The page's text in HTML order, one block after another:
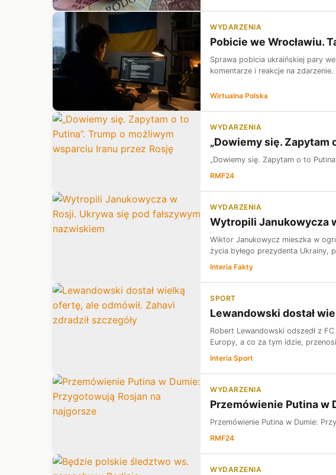
WYDARZENIA
Pobicie we Wrocławiu.
Sprawa pobicia ukraińskiej pary
komentarze i reakcje na zdarzenie.
Wirtualna Polska
WYDARZENIA
„Dowiemy się. Zapytam
„Dowiemy się. Zapytam o to
RMF24
WYDARZENIA
Wytropili Janukowycza
Wiktor Janukowycz mieszka w
życia byłego prezydenta Ukrainy,
Interia Fakty
SPORT
Lewandowski dostał
Robert Lewandowski odszedł z
Europy, a co za tym idzie,
Interia Sport
WYDARZENIA
Przemówienie Putina w
Przemówienie Putina w Dumie:
RMF24
WYDARZENIA